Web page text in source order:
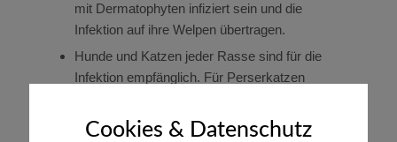
mit Dermatophyten infiziert sein und die
Infektion auf ihre Welpen übertragen.
Hunde und Katzen jeder Rasse sind für die
Infektion empfänglich. Für Perserkatzen
Dermatophytosen nachgewiesen.
Cookies & Datenschutz